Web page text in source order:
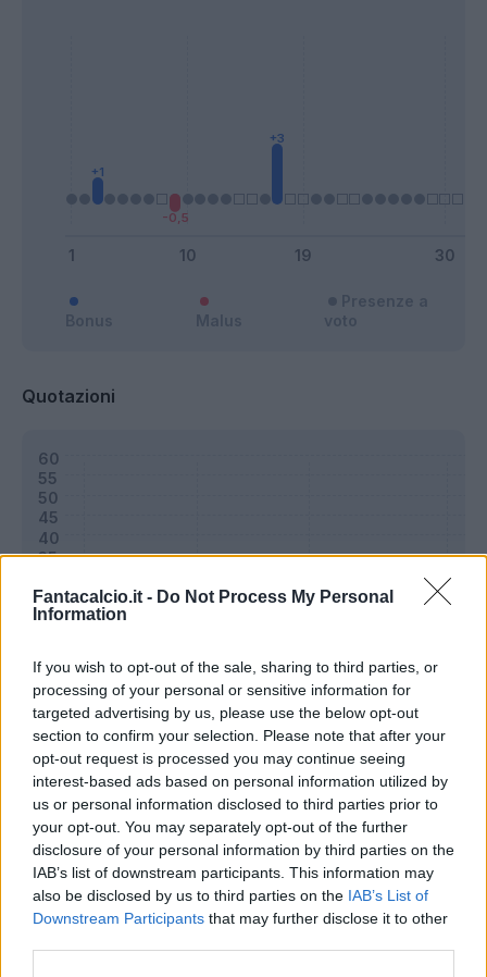
Fantacalcio.it - Do Not Process My Personal
Information
If you wish to opt-out of the sale, sharing to third parties, or
processing of your personal or sensitive information for
targeted advertising by us, please use the below opt-out
section to confirm your selection. Please note that after your
opt-out request is processed you may continue seeing
interest-based ads based on personal information utilized by
us or personal information disclosed to third parties prior to
your opt-out. You may separately opt-out of the further
disclosure of your personal information by third parties on the
IAB’s list of downstream participants. This information may
also be disclosed by us to third parties on the IAB’s List of
Downstream Participants that may further disclose it to other
Quotazioni
Classic Mantra
Riepilogo stagione
Titolare 17 - 58%